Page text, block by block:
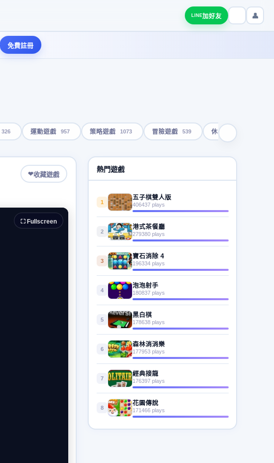
LINE加好友 👤
免費註冊
326 運動遊戲 957 策略遊戲 1073 冒險遊戲 539 休閒遊戲
❤收藏遊戲
⛶ Fullscreen
熱門遊戲
1
五子棋雙人版
406437 plays
2
港式茶餐廳
279380 plays
3
寶石消除 4
196334 plays
4
泡泡射手
180837 plays
5
黑白棋
178638 plays
6
森林消消樂
177953 plays
7
經典接龍
176397 plays
8
花園傳說
171466 plays